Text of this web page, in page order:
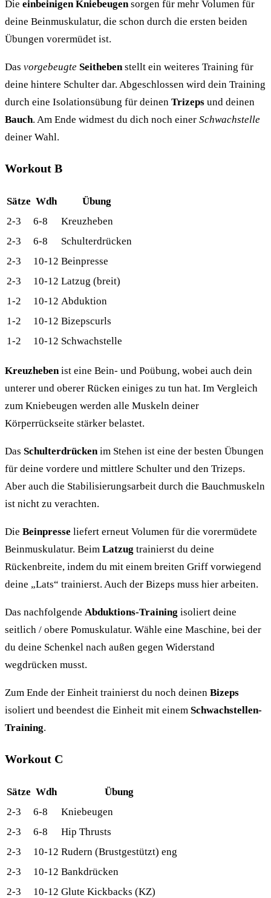
Die einbeinigen Kniebeugensorgen für mehr Volumen für
deine Beinmuskulatur, die schon durch die ersten beiden
Übungen vorermüdet ist.
Das vorgebeugte Seithebenstellt ein weiteres Training für
deine hintere Schulter dar. Abgeschlossen wird dein Training
durch eine Isolationsübung für deinen Trizeps und deinen
Bauch. Am Ende widmest du dich noch einer Schwachstelle
deiner Wahl.
Workout B
Sätze Wdh
Übung
2-3
6-8
Kreuzheben
2-3
6-8
Schulterdrücken
2-3
10-12 Beinpresse
2-3
10-12 Latzug (breit)
1-2
10-12 Abduktion
1-2
10-12 Bizepscurls
1-2
10-12 Schwachstelle
Kreuzhebenist eine Bein- und Poübung, wobei auch dein
unterer und oberer Rücken einiges zu tun hat. Im Vergleich
zum Kniebeugen werden alle Muskeln deiner
Körperrückseite stärker belastet.
Das Schulterdrückenim Stehen ist eine der besten Übungen
für deine vordere und mittlere Schulter und den Trizeps.
Aber auch die Stabilisierungsarbeit durch die Bauchmuskeln
ist nicht zu verachten.
Die Beinpresse liefert erneut Volumen für die vorermüdete
Beinmuskulatur. Beim Latzug trainierst du deine
Rückenbreite, indem du mit einem breiten Griff vorwiegend
deine „Lats“ trainierst. Auch der Bizeps muss hier arbeiten.
Das nachfolgende Abduktions-Training isoliert deine
seitlich / obere Pomuskulatur. Wähle eine Maschine, bei der
du deine Schenkel nach außen gegen Widerstand
wegdrücken musst.
Zum Ende der Einheit trainierst du noch deinen Bizeps
isoliert und beendest die Einheit mit einem Schwachstellen-
Training.
Workout C
Sätze Wdh
Übung
2-3
6-8
Kniebeugen
2-3
6-8
Hip Thrusts
2-3
10-12 Rudern (Brustgestützt) eng
2-3
10-12 Bankdrücken
2-3
10-12 Glute Kickbacks (KZ)